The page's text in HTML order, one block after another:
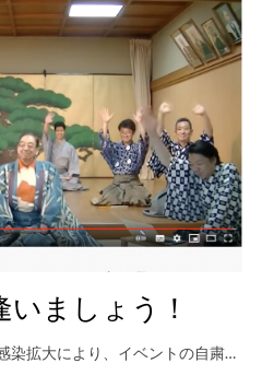
いましょう！
染拡大により、イベントの自粛…